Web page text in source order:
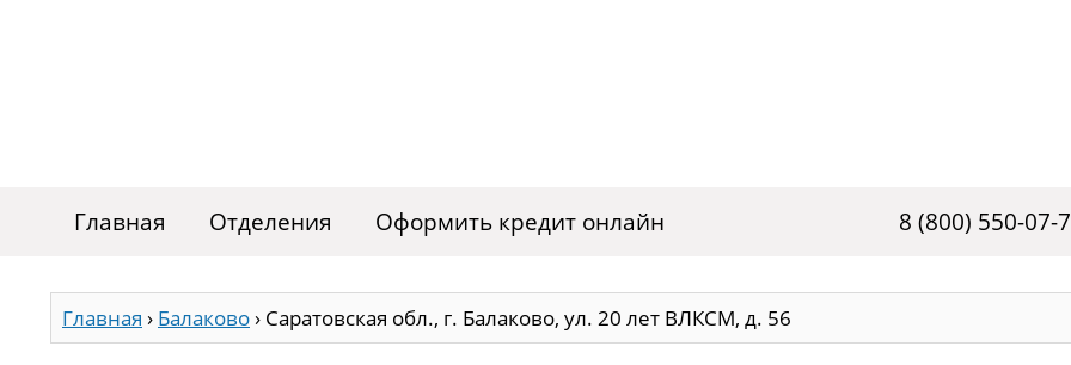
Главная Отделения Оформить кредит онлайн 8 (800) 550-07-
Главная › Балаково› Саратовская обл., г. Балаково, ул. 20 лет ВЛКСМ, д. 56